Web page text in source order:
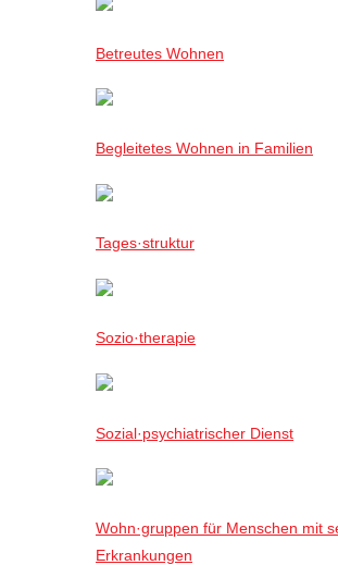
Betreutes Wohnen
Begleitetes Wohnen in Familien
Tages·struktur
Sozio·therapie
Sozial·psychiatrischer Dienst
Wohn·gruppen für Menschen mit
Erkrankungen